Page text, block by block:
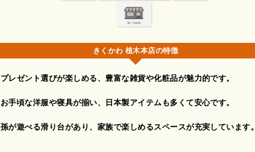
きくかわ 植木本店の特徴
プレゼント選びが楽しめる、豊富な雑貨や化粧品が魅力的です。
お手頃な洋服や寝具が揃い、日本製アイテムも多くて安心です。
孫が遊べる滑り台があり、家族で楽しめるスペースが充実しています。